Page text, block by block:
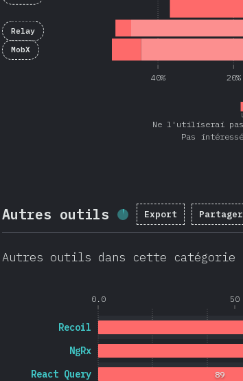
Ne l'utiliserai pas
Pas intéressé
40% 20%
Relay
MobX
Autres outils Progression: 3.6
Export Partager
Autres outils dans cette catégorie
0.0 50
React Query
NgRx
Recoil
89